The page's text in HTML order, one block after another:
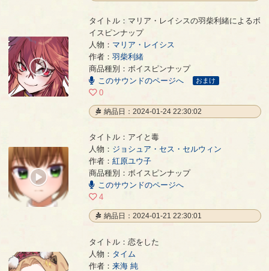
マリア・レイシスの羽柴利緒によるボイスピンナップ
00:00
01:09
タイトル：マリア・レイシスの羽柴利緒によるボ
イスピンナップ
人物： マリア・レイシス
作者： 羽柴利緒
商品種別：ボイスピンナップ
このサウンドのページへ
おまけ
0
納品日：2024-01-24 22:30:02
アイと毒 - 紅原ユウ子
タイトル：アイと毒
人物： ジョシュア・セス・セルウィン
作者： 紅原ユウ子
商品種別：ボイスピンナップ
このサウンドのページへ
4
納品日：2024-01-21 22:30:01
恋をした - 来海 純
タイトル：恋をした
人物： タイム
作者： 来海 純